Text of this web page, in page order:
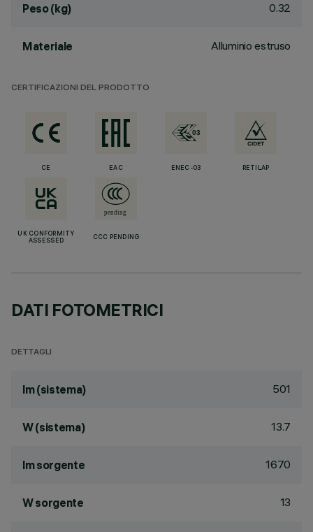
Peso (kg) 0.32
Materiale Alluminio estruso
CERTIFICAZIONI DEL PRODOTTO
CE EAC ENEC-03 RETILAP
UK CONFORMITY
ASSESSED
CCC PENDING
DATI FOTOMETRICI
DETTAGLI
lm (sistema) 501
W (sistema) 13.7
lm sorgente 1670
W sorgente 13